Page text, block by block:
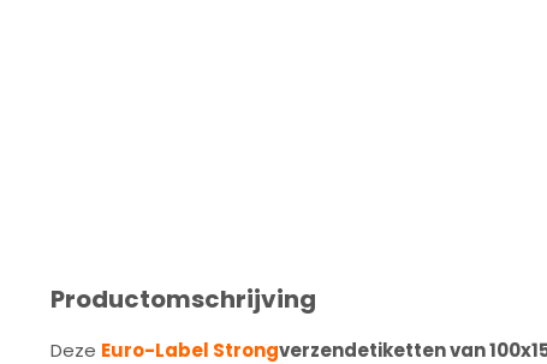
Productomschrijving
Deze Euro-Label Strongverzendetiketten van